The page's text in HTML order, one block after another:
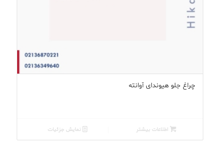
چراغ جلو هیوندای آوانته
اطلاعات بیشتر نمایش جزئیات